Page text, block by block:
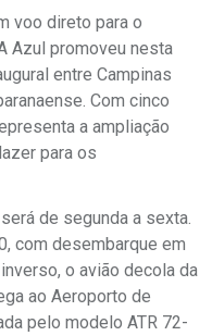
voo direto para o
Azul promoveu nesta
entre Campinas
Com cinco
a ampliação
para os
de segunda a sexta.
com desembarque em
o avião decola da
ao Aeroporto de
pelo modelo ATR 72-